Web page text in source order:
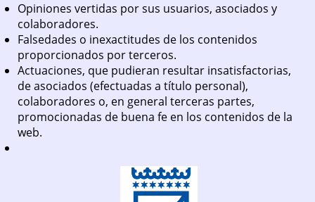
Opiniones vertidas por sus usuarios, asociados y
colaboradores.
Falsedades o inexactitudes de los contenidos
proporcionados por terceros.
Actuaciones, que pudieran resultar insatisfactorias,
de asociados (efectuadas a título personal),
colaboradores o, en general terceras partes,
promocionadas de buena fe en los contenidos de la
web.